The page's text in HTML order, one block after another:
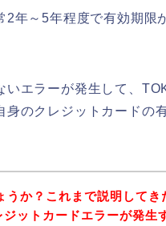
年～5年程度で有効期限
いエラーが発生して、
のクレジットカードの
うか？これまで説明してき
ットカードエラーが発生